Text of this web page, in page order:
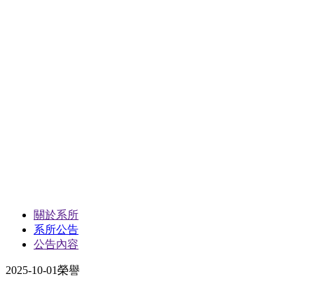
關於系所
系所公告
公告內容
2025-10-01榮譽